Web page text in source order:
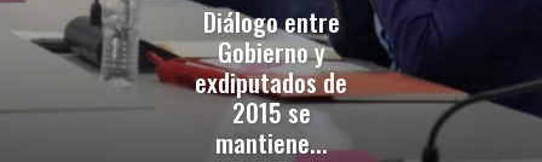
Diálogo entre
Gobierno y
exdiputados de
2015 se
mantiene...